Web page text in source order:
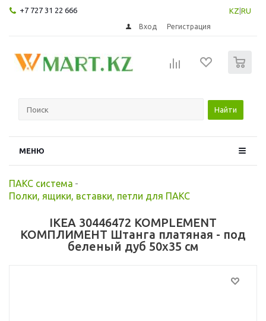
+7 727 31 22 666 KZ RU
Вход Регистрация
Найти
МЕНЮ
ПАКС система -
Полки, ящики, вставки, петли для ПАКС
IKEA 30446472 KOMPLEMENT
КОМПЛИМЕНТ Штанга платяная - под
беленый дуб 50x35 см